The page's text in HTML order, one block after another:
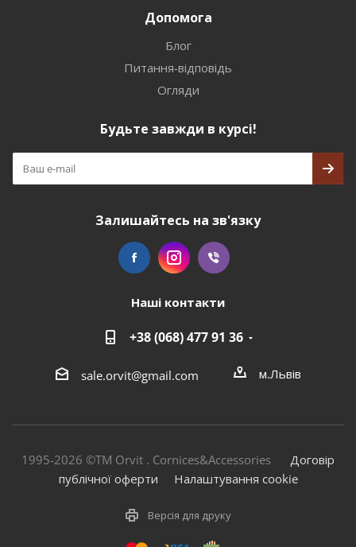
Допомога
Блог
Питання-відповідь
Огляди
Будьте завжди в курсі!
Залишайтесь на зв'язку
Наші контакти
+38 (068) 477 91 36
sale.orvit@gmail.com м.Львів
1995-2026 ©TM Orvit . Cornices&Accessories Договір
публічної оферти
Налаштування cookie
Версія для друку